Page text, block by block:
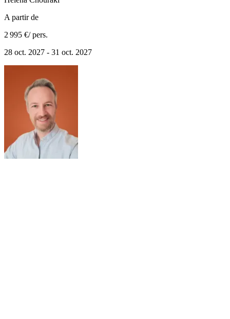
A partir de
2 995 €/ pers.
28 oct. 2027 - 31 oct. 2027